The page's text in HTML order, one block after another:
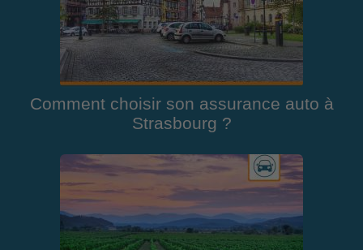
Comment choisir son assurance auto à
Strasbourg ?